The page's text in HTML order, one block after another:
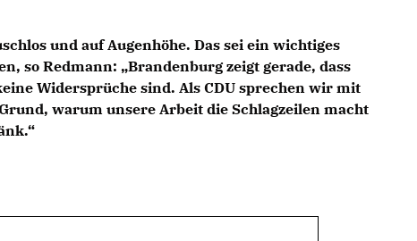
und auf Augenhöhe. Das sei ein wichtiges
so Redmann: „Brandenburg zeigt gerade, dass
Widersprüche sind. Als CDU sprechen wir mit
warum unsere Arbeit die Schlagzeilen macht